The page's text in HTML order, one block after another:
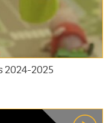
2024-2025